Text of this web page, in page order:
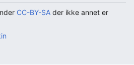
CC-BY-SA der ikke annet er